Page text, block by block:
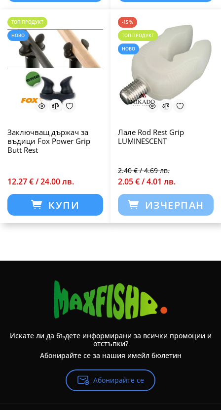
ТОП ПРОДУКТ
НОВО
Заключващ държач за
въдици Fox Power Grip
Butt Rest
12.27 € / 24.00 лв.
КУПИ
-15 %
ТОП ПРОДУКТ
НОВО
Лале Rod Rest Grip
LUMINESCENT
2.40 € / 4.69 лв.
2.05 € / 4.01 лв.
ИЗЧЕРПАН
Искате ли да бъдете информирани за всички промоции и
отстъпки?
Абонирайте се за нашия имейл бюлетин
Абонирайте се